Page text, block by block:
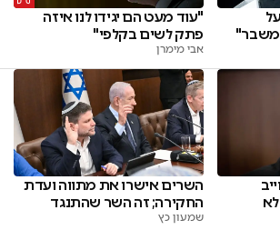
משבר"
"עוד מעט הם יגידו לנו איזה
פתק לשים בקלפי"
אבי מימרן
השרים אישרו את מתווה ועדת
החקירה; זה השר שהתנגד
שמעון כץ